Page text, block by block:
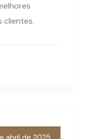
clientes.